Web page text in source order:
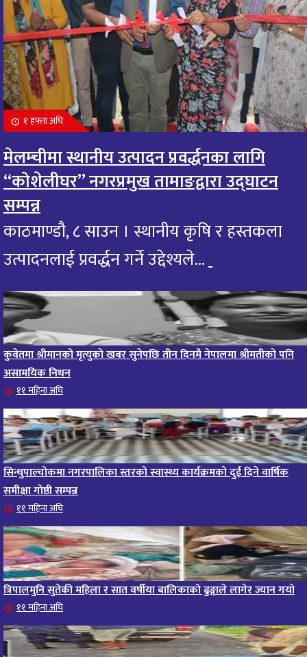
१ हफ्ता अघि
मेलम्चीमा स्थानीय उत्पादन प्रवर्द्धनका लागि
“कोशेलीघर” नगरप्रमुख तामाङद्वारा उद्घाटन
सम्पन्न
काठमाण्डौ, ८ साउन । स्थानीय कृषि र हस्तकला
उत्पादनलाई प्रवर्द्धन गर्ने उद्देश्यले...
कुवेतमा श्रीमानको मृत्युको खबर सुनेपछि तीन दिनमै नेपालमा श्रीमतीको पनि
असामयिक निधन
११ महिना अघि
सिन्धुपाल्चोकमा नगरपालिका स्तरको स्वास्थ्य कार्यक्रमको दुई दिने वार्षिक
समीक्षा गोष्ठी सम्पन्न
११ महिना अघि
त्रिपालमुनि सुतेकी महिला र सात वर्षीया बालिकाको ढुङ्गाले लागेर ज्यान गयो
११ महिना अघि